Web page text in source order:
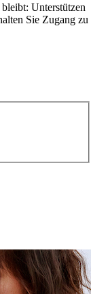
Unterstützen
Sie Zugang zu